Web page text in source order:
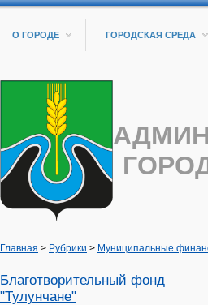
О ГОРОДЕ ГОРОДСКАЯ СРЕДА
Главная > Рубрики > Муниципальные
Благотворительный фонд
"Тулунчане"